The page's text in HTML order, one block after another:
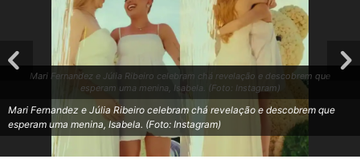
Mari Fernandez e Júlia Ribeiro celebram chá revelação e descobrem que
esperam uma menina, Isabela. (Foto: Instagram)
Mari Fernandez e Júlia Ribeiro celebram chá revelação e descobrem que
esperam uma menina, Isabela. (Foto: Instagram)